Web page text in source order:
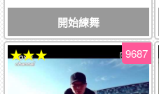
開始練舞
9687
★★★